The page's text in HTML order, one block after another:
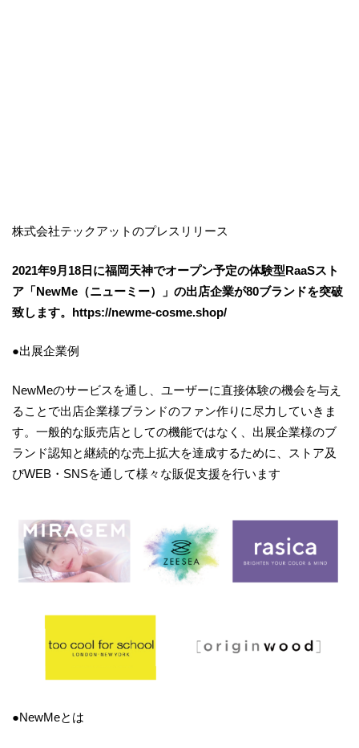
株式会社テックアットのプレスリリース
2021年9月18日に福岡天神でオープン予定の体験型RaaSスト
ア「NewMe（ニューミー）」の出店企業が80ブランドを突破
致します。https://newme-cosme.shop/
●出展企業例
NewMeのサービスを通し、ユーザーに直接体験の機会を与え
ることで出店企業様ブランドのファン作りに尽力していきま
す。一般的な販売店としての機能ではなく、出展企業様のブ
ランド認知と継続的な売上拡大を達成するために、ストア及
びWEB・SNSを通して様々な販促支援を行います
●NewMeとは